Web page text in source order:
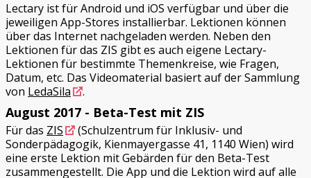
Lectary ist für Android und iOS verfügbar und über die
jeweiligen App-Stores installierbar. Lektionen können
über das Internet nachgeladen werden. Neben den
Lektionen für das ZIS gibt es auch eigene Lectary-
Lektionen für bestimmte Themenkreise, wie Fragen,
Datum, etc. Das Videomaterial basiert auf der Sammlung
von LedaSila .
August 2017 - Beta-Test mit ZIS
Für das ZIS
(Schulzentrum für Inklusiv- und
Sonderpädagogik, Kienmayergasse 41, 1140 Wien) wird
eine erste Lektion mit Gebärden für den Beta-Test
zusammengestellt. Die App und die Lektion wird auf alle